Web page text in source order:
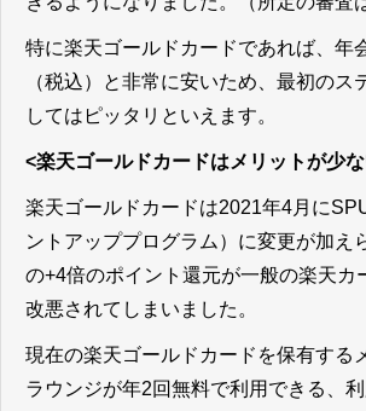
特に楽天ゴールドカードであれば、年
（税込）と非常に安いため、最初のス
してはピッタリといえます。
<楽天ゴールドカードはメリットが少
楽天ゴールドカードは2021年4月に
ントアッププログラム）に変更が加え
の+4倍のポイント還元が一般の楽天カ
改悪されてしまいました。
現在の楽天ゴールドカードを保有する
ラウンジが年2回無料で利用できる、